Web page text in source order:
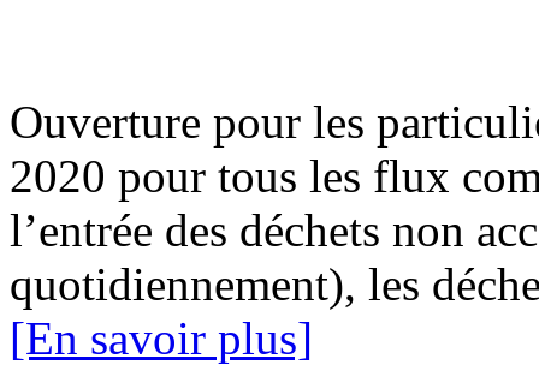
Ouverture pour les
2020 pour tous les flux
l’entrée des déchets non
quotidiennement), les
[En savoir plus]